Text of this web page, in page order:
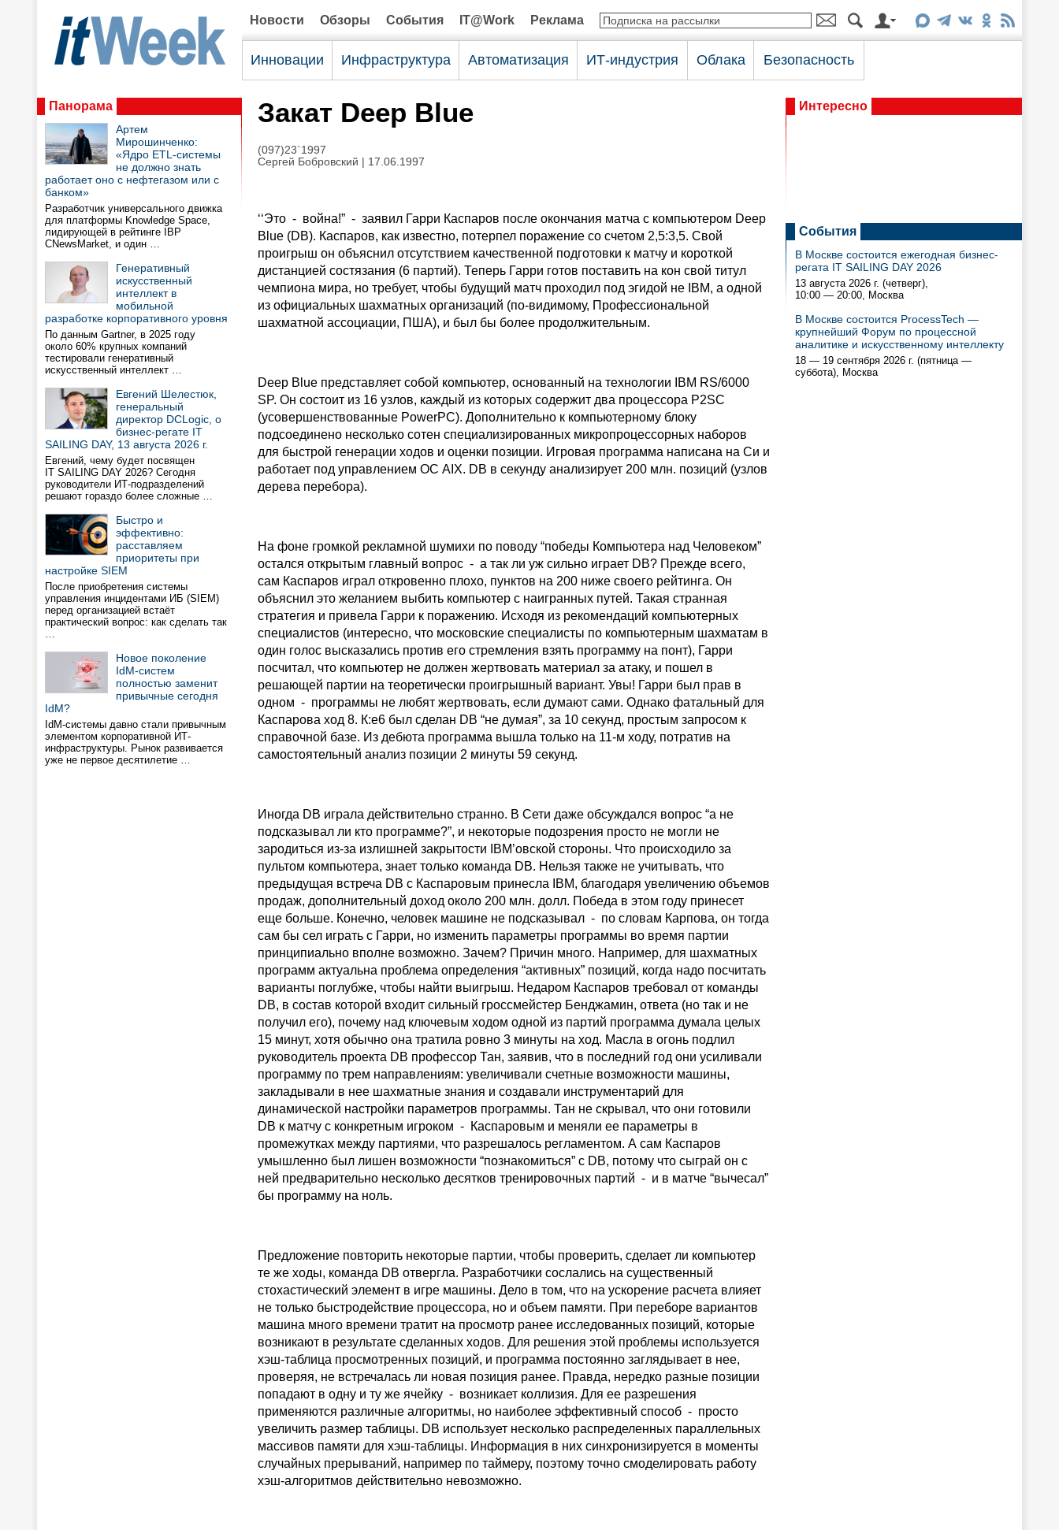
Новости Обзоры События IT@Work Реклама
Инновации Инфраструктура Автоматизация ИТ-индустрия Облака Безопасность
Панорама
Артем
Мирошинченко:
«Ядро ETL-системы
не должно знать
работает оно с нефтегазом или с
банком»
Разработчик универсального движка
для платформы Knowledge Space,
лидирующей в рейтинге IBP
CNewsMarket, и один …
Генеративный
искусственный
интеллект в
мобильной
разработке корпоративного уровня
По данным Gartner, в 2025 году
около 60% крупных компаний
тестировали генеративный
искусственный интеллект …
Евгений Шелестюк,
генеральный
директор DCLogic, о
бизнес-регате IT
SAILING DAY, 13 августа 2026 г.
Евгений, чему будет посвящен
IT SAILING DAY 2026? Сегодня
руководители ИТ-подразделений
решают гораздо более сложные …
Быстро и
эффективно:
расставляем
приоритеты при
настройке SIEM
После приобретения системы
управления инцидентами ИБ (SIEM)
перед организацией встаёт
практический вопрос: как сделать так
…
Новое поколение
IdM-систем
полностью заменит
привычные сегодня
IdM?
IdM-системы давно стали привычным
элементом корпоративной ИТ-
инфраструктуры. Рынок развивается
уже не первое десятилетие …
Закат Deep Blue
(097)23`1997
Сергей Бобровский | 17.06.1997
‘‘Это - война!” - заявил Гарри Каспаров после окончания матча с компьютером Deep
Blue (DB). Каспаров, как известно, потерпел поражение со счетом 2,5:3,5. Свой
проигрыш он объяснил отсутствием качественной подготовки к матчу и короткой
дистанцией состязания (6 партий). Теперь Гарри готов поставить на кон свой титул
чемпиона мира, но требует, чтобы будущий матч проходил под эгидой не IBM, а одной
из официальных шахматных организаций (по-видимому, Профессиональной
шахматной ассоциации, ПША), и был бы более продолжительным.
Deep Blue представляет собой компьютер, основанный на технологии IBM RS/6000
SP. Он состоит из 16 узлов, каждый из которых содержит два процессора P2SC
(усовершенствованные PowerPC). Дополнительно к компьютерному блоку
подсоединено несколько сотен специализированных микропроцессорных наборов
для быстрой генерации ходов и оценки позиции. Игровая программа написана на Си и
работает под управлением ОС AIX. DB в секунду анализирует 200 млн. позиций (узлов
дерева перебора).
На фоне громкой рекламной шумихи по поводу “победы Компьютера над Человеком”
остался открытым главный вопрос - а так ли уж сильно играет DB? Прежде всего,
сам Каспаров играл откровенно плохо, пунктов на 200 ниже своего рейтинга. Он
объяснил это желанием выбить компьютер с наигранных путей. Такая странная
стратегия и привела Гарри к поражению. Исходя из рекомендаций компьютерных
специалистов (интересно, что московские специалисты по компьютерным шахматам в
один голос высказались против его стремления взять программу на понт), Гарри
посчитал, что компьютер не должен жертвовать материал за атаку, и пошел в
решающей партии на теоретически проигрышный вариант. Увы! Гарри был прав в
одном - программы не любят жертвовать, если думают сами. Однако фатальный для
Каспарова ход 8. К:e6 был сделан DB “не думая”, за 10 секунд, простым запросом к
справочной базе. Из дебюта программа вышла только на 11-м ходу, потратив на
самостоятельный анализ позиции 2 минуты 59 секунд.
Иногда DB играла действительно странно. В Сети даже обсуждался вопрос “а не
подсказывал ли кто программе?”, и некоторые подозрения просто не могли не
зародиться из-за излишней закрытости IBM’овской стороны. Что происходило за
пультом компьютера, знает только команда DB. Нельзя также не учитывать, что
предыдущая встреча DB с Каспаровым принесла IBM, благодаря увеличению объемов
продаж, дополнительный доход около 200 млн. долл. Победа в этом году принесет
еще больше. Конечно, человек машине не подсказывал - по словам Карпова, он тогда
сам бы сел играть с Гарри, но изменить параметры программы во время партии
принципиально вполне возможно. Зачем? Причин много. Например, для шахматных
программ актуальна проблема определения “активных” позиций, когда надо посчитать
варианты поглубже, чтобы найти выигрыш. Недаром Каспаров требовал от команды
DB, в состав которой входит сильный гроссмейстер Бенджамин, ответа (но так и не
получил его), почему над ключевым ходом одной из партий программа думала целых
15 минут, хотя обычно она тратила ровно 3 минуты на ход. Масла в огонь подлил
руководитель проекта DB профессор Тан, заявив, что в последний год они усиливали
программу по трем направлениям: увеличивали счетные возможности машины,
закладывали в нее шахматные знания и создавали инструментарий для
динамической настройки параметров программы. Тан не скрывал, что они готовили
DB к матчу с конкретным игроком - Каспаровым и меняли ее параметры в
промежутках между партиями, что разрешалось регламентом. А сам Каспаров
умышленно был лишен возможности “познакомиться” с DB, потому что сыграй он с
ней предварительно несколько десятков тренировочных партий - и в матче “вычесал”
бы программу на ноль.
Предложение повторить некоторые партии, чтобы проверить, сделает ли компьютер
те же ходы, команда DB отвергла. Разработчики сослались на существенный
стохастический элемент в игре машины. Дело в том, что на ускорение расчета влияет
не только быстродействие процессора, но и объем памяти. При переборе вариантов
машина много времени тратит на просмотр ранее исследованных позиций, которые
возникают в результате сделанных ходов. Для решения этой проблемы используется
хэш-таблица просмотренных позиций, и программа постоянно заглядывает в нее,
проверяя, не встречалась ли новая позиция ранее. Правда, нередко разные позиции
попадают в одну и ту же ячейку - возникает коллизия. Для ее разрешения
применяются различные алгоритмы, но наиболее эффективный способ - просто
увеличить размер таблицы. DB использует несколько распределенных параллельных
массивов памяти для хэш-таблицы. Информация в них синхронизируется в моменты
случайных прерываний, например по таймеру, поэтому точно смоделировать работу
хэш-алгоритмов действительно невозможно.
Интересно
События
В Москве состоится ежегодная бизнес-
регата IT SAILING DAY 2026
13 августа 2026 г. (четверг),
10:00 — 20:00, Москва
В Москве состоится ProcessTech —
крупнейший Форум по процессной
аналитике и искусственному интеллекту
18 — 19 сентября 2026 г. (пятница —
суббота), Москва